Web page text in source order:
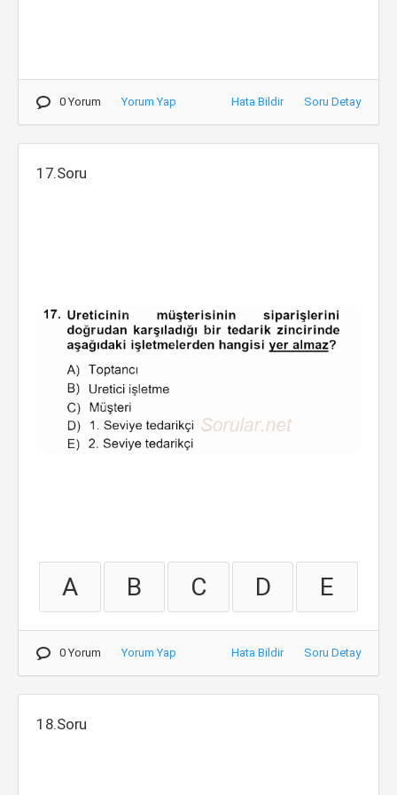
0 Yorum Yorum Yap Hata Bildir Soru Detay
17.Soru
A B C D E
0 Yorum Yorum Yap Hata Bildir Soru Detay
18.Soru